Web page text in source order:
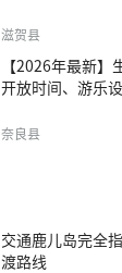
滋贺县
【2026年最新】
开放时间、游乐
奈良县
交通鹿儿岛完全
渡路线